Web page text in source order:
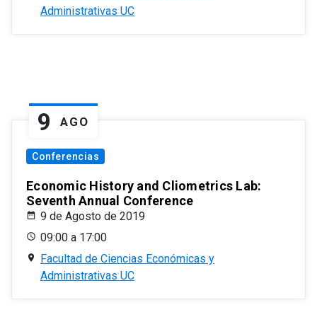
Administrativas UC
9 AGO
Conferencias
Economic History and Cliometrics Lab:
Seventh Annual Conference
9 de Agosto de 2019
09:00 a 17:00
Facultad de Ciencias Económicas y
Administrativas UC